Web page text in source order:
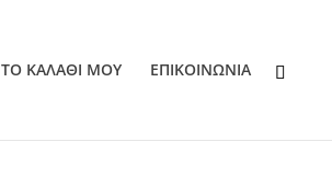
ΤΟ ΚΑΛΑΘΙ ΜΟΥ EΠΙΚΟΙΝΩΝΙΑ